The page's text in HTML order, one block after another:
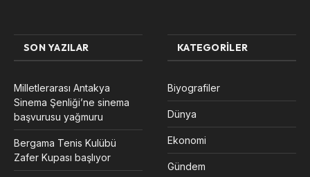
SON YAZILAR
Milletlerarası Antakya
Sinema Şenliği’ne sinema
başvurusu yağmuru
Bergama Tenis Kulübü
Zafer Kupası başlıyor
KATEGORILER
Biyografiler
Dünya
Ekonomi
Gündem